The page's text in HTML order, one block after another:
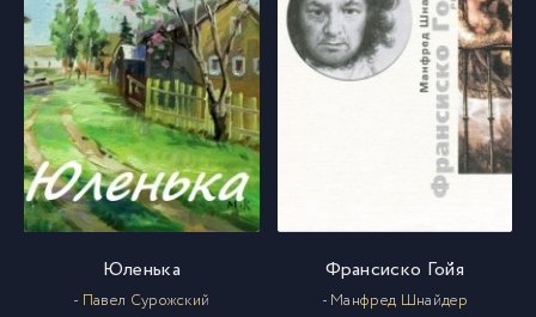
Юленька
- Павел Сурожский
Франсиско Гойя
- Манфред Шнайдер